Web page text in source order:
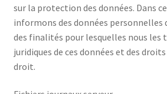
sur la protection des données. Dans
informons des données personnelles
des finalités pour lesquelles nous les
juridiques de ces données et des
droit.